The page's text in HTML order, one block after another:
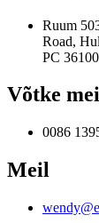
Ruum
Road,
PC
Võtke
0086
Meil